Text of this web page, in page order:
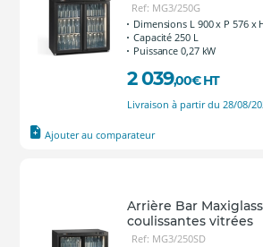
Ref: MG3/250G
Dimensions L 900 x P 576 x
Capacité 250 L
Puissance 0,27 kW
2 039,00€ HT
Livraison à partir du 28/08/
Ajouter au comparateur
Arrière Bar
coulissantes vitrées
Ref: MG3/250SD